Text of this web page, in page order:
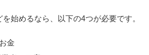
始めるなら、以下の4つが必要です。
金